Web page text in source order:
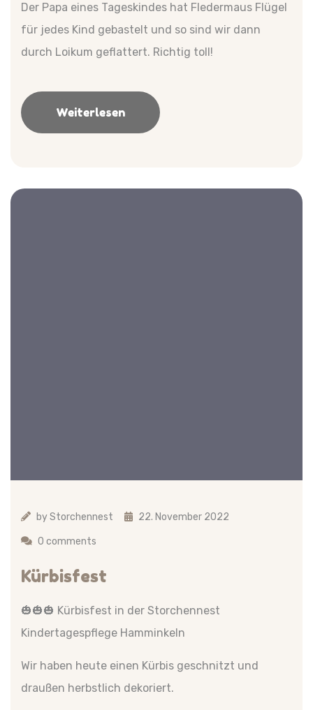
Der Papa eines Tageskindes hat Fledermaus Flügel
für jedes Kind gebastelt und so sind wir dann
durch Loikum geflattert. Richtig toll!
Weiterlesen
byStorchennest 22. November 2022
0 comments
Kürbisfest
🎃🎃🎃 Kürbisfest in der Storchennest
Kindertagespflege Hamminkeln
Wir haben heute einen Kürbis geschnitzt und
draußen herbstlich dekoriert.